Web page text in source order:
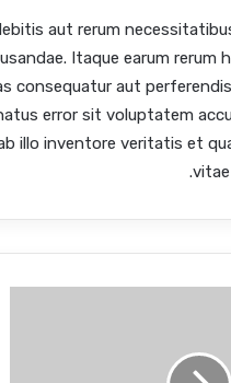
aut rerum
Itaque earum rerum
consequatur aut
error sit voluptatem
illo inventore veritatis et